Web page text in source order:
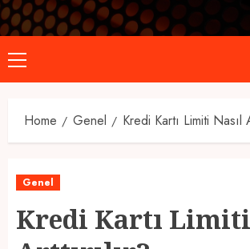
Primary
Menu
Home Genel Kredi Kartı Limiti Nasıl
Genel
Kredi Kartı Limiti